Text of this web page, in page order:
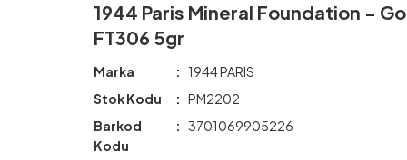
1944 Paris Mineral Foundation -
FT306 5gr
Marka
1944 PARIS
Stok Kodu
PM2202
Barkod
Kodu
3701069905226